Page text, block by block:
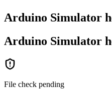
Arduino Simulator
Arduino Simulator
File check pending